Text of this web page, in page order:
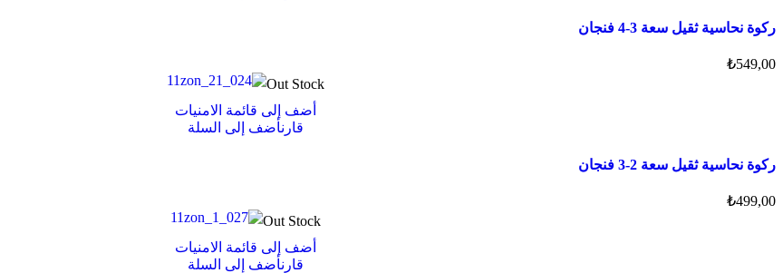
ركوة نحاسية ثقيل سعة 3-4 فنجان
₺549,00
Out Stock
أضف إلى قائمة الامنيات
قارنأضف إلى السلة
ركوة نحاسية ثقيل سعة 2-3 فنجان
₺499,00
Out Stock
أضف إلى قائمة الامنيات
قارنأضف إلى السلة